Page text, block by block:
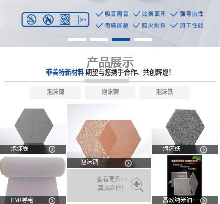
产品展示
菲美特新材料期望与您携手合作、共创辉煌！
泡沫镍 泡沫铜 泡沫铁
泡沫镍
EMI导电...
泡沫铜
查看更多>>
真诚合作！
泡沫铁
高效纳米油...